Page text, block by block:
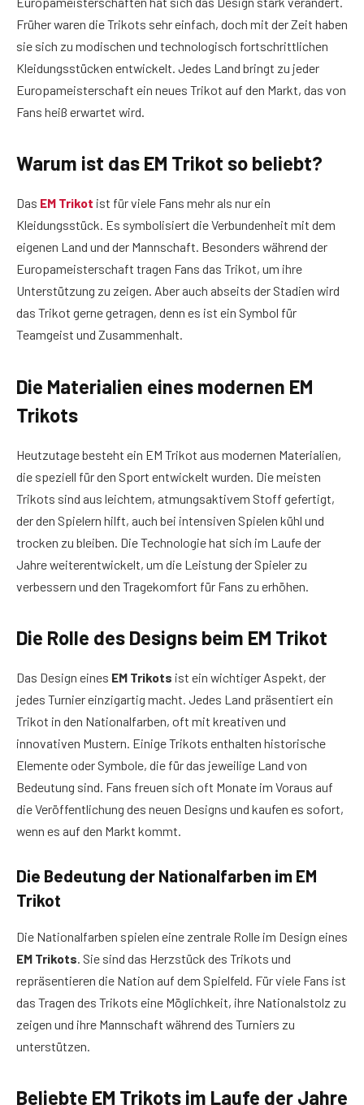
Früher waren die Trikots sehr einfach, doch mit der Zeit haben
sie sich zu modischen und technologisch fortschrittlichen
Kleidungsstücken entwickelt. Jedes Land bringt zu jeder
Europameisterschaft ein neues Trikot auf den Markt, das von
Fans heiß erwartet wird.
Warum ist das EM Trikot so beliebt?
Das EM Trikot ist für viele Fans mehr als nur ein
Kleidungsstück. Es symbolisiert die Verbundenheit mit dem
eigenen Land und der Mannschaft. Besonders während der
Europameisterschaft tragen Fans das Trikot, um ihre
Unterstützung zu zeigen. Aber auch abseits der Stadien wird
das Trikot gerne getragen, denn es ist ein Symbol für
Teamgeist und Zusammenhalt.
Die Materialien eines modernen EM
Trikots
Heutzutage besteht ein EM Trikot aus modernen Materialien,
die speziell für den Sport entwickelt wurden. Die meisten
Trikots sind aus leichtem, atmungsaktivem Stoff gefertigt,
der den Spielern hilft, auch bei intensiven Spielen kühl und
trocken zu bleiben. Die Technologie hat sich im Laufe der
Jahre weiterentwickelt, um die Leistung der Spieler zu
verbessern und den Tragekomfort für Fans zu erhöhen.
Die Rolle des Designs beim EM Trikot
Das Design eines EM Trikots ist ein wichtiger Aspekt, der
jedes Turnier einzigartig macht. Jedes Land präsentiert ein
Trikot in den Nationalfarben, oft mit kreativen und
innovativen Mustern. Einige Trikots enthalten historische
Elemente oder Symbole, die für das jeweilige Land von
Bedeutung sind. Fans freuen sich oft Monate im Voraus auf
die Veröffentlichung des neuen Designs und kaufen es sofort,
wenn es auf den Markt kommt.
Die Bedeutung der Nationalfarben im EM
Trikot
Die Nationalfarben spielen eine zentrale Rolle im Design eines
EM Trikots . Sie sind das Herzstück des Trikots und
repräsentieren die Nation auf dem Spielfeld. Für viele Fans ist
das Tragen des Trikots eine Möglichkeit, ihre Nationalstolz zu
zeigen und ihre Mannschaft während des Turniers zu
unterstützen.
Beliebte EM Trikots im Laufe der Jahre